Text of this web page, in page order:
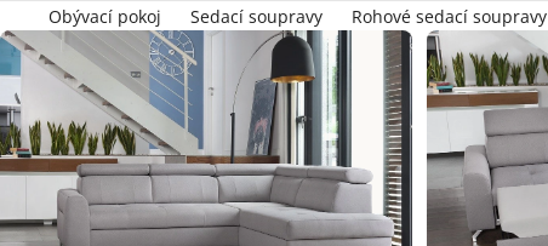
Obývací pokoj Sedací soupravy Rohové sedací soupravy